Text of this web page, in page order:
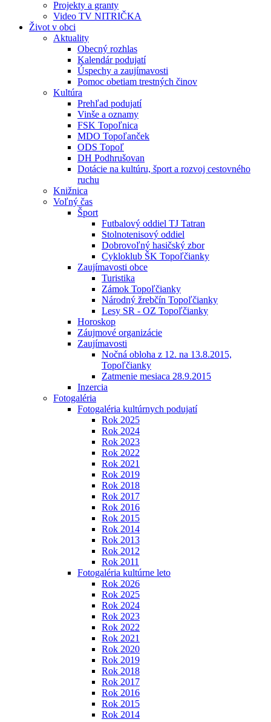
Projekty a granty
Video TV NITRIČKA
Život v obci
Aktuality
Obecný rozhlas
Kalendár podujatí
Úspechy a zaujímavosti
Pomoc obetiam trestných činov
Kultúra
Prehľad podujatí
Vinše a oznamy
FSK Topoľnica
MDO Topoľanček
ODS Topoľ
DH Podhrušovan
Dotácie na kultúru, šport a rozvoj cestovného
ruchu
Knižnica
Voľný čas
Šport
Futbalový oddiel TJ Tatran
Stolnotenisový oddiel
Dobrovoľný hasičský zbor
Cykloklub ŠK Topoľčianky
Zaujímavosti obce
Turistika
Zámok Topoľčianky
Národný žrebčín Topoľčianky
Lesy SR - OZ Topoľčianky
Horoskop
Záujmové organizácie
Zaujímavosti
Nočná obloha z 12. na 13.8.2015,
Topoľčianky
Zatmenie mesiaca 28.9.2015
Inzercia
Fotogaléria
Fotogaléria kultúrnych podujatí
Rok 2025
Rok 2024
Rok 2023
Rok 2022
Rok 2021
Rok 2019
Rok 2018
Rok 2017
Rok 2016
Rok 2015
Rok 2014
Rok 2013
Rok 2012
Rok 2011
Fotogaléria kultúrne leto
Rok 2026
Rok 2025
Rok 2024
Rok 2023
Rok 2022
Rok 2021
Rok 2020
Rok 2019
Rok 2018
Rok 2017
Rok 2016
Rok 2015
Rok 2014